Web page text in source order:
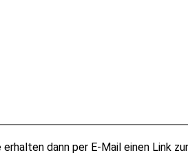
dann per E-Mail einen Link